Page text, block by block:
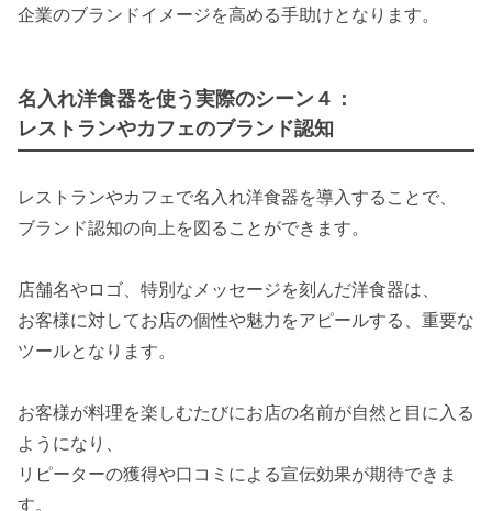
企業のブランドイメージを高める手助けとなります。
名入れ洋食器を使う実際のシーン４：
レストランやカフェのブランド認知
レストランやカフェで名入れ洋食器を導入することで、
ブランド認知の向上を図ることができます。
店舗名やロゴ、特別なメッセージを刻んだ洋食器は、
お客様に対してお店の個性や魅力をアピールする、重要な
ツールとなります。
お客様が料理を楽しむたびにお店の名前が自然と目に入る
ようになり、
リピーターの獲得や口コミによる宣伝効果が期待できま
す。